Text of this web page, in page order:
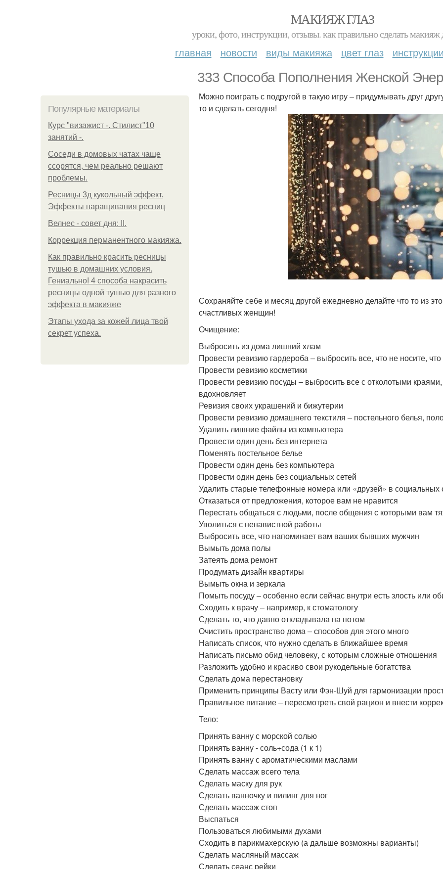
МАКИЯЖ ГЛАЗ
уроки, фото, инструкции, отзывы. как правильно сделать макияж
главная новости виды макияжа цвет глаз
333 Способа Пополнения Женской
Популярные материалы
Курс "визажист -. Стилист"10
занятий -.
Соседи в домовых чатах чаще
ссорятся, чем реально решают
проблемы.
Ресницы 3д кукольный эффект.
Эффекты наращивания ресниц
Велнес - совет дня: II.
Коррекция перманентного макияжа.
Как правильно красить ресницы
тушью в домашних условия.
Гениально! 4 способа накрасить
ресницы одной тушью для разного
эффекта в макияже
Этапы ухода за кожей лица твой
секрет успеха.
Можно поиграть с подругой в такую игру – придумывать друг
то и сделать сегодня!
Сохраняйте себе и месяц другой ежедневно делайте что то из
счастливых женщин!
Очищение:
Выбросить из дома лишний хлам
Провести ревизию гардероба – выбросить все, что не носите,
Провести ревизию косметики
Провести ревизию посуды – выбросить все с отколотыми
вдохновляет
Ревизия своих украшений и бижутерии
Провести ревизию домашнего текстиля – постельного белья,
Удалить лишние файлы из компьютера
Провести один день без интернета
Поменять постельное белье
Провести один день без компьютера
Провести один день без социальных сетей
Удалить старые телефонные номера или «друзей» в
Отказаться от предложения, которое вам не нравится
Перестать общаться с людьми, после общения с которыми вам
Уволиться с ненавистной работы
Выбросить все, что напоминает вам ваших бывших мужчин
Вымыть дома полы
Затеять дома ремонт
Продумать дизайн квартиры
Вымыть окна и зеркала
Помыть посуду – особенно если сейчас внутри есть злость или
Сходить к врачу – например, к стоматологу
Сделать то, что давно откладывала на потом
Очистить пространство дома – способов для этого много
Написать список, что нужно сделать в ближайшее время
Написать письмо обид человеку, с которым сложные отношения
Разложить удобно и красиво свои рукодельные богатства
Сделать дома перестановку
Применить принципы Васту или Фэн-Шуй для гармонизации
Правильное питание – пересмотреть свой рацион и внести
Тело:
Принять ванну с морской солью
Принять ванну - соль+сода (1 к 1)
Принять ванну с ароматическими маслами
Сделать массаж всего тела
Сделать маску для рук
Сделать ванночку и пилинг для ног
Сделать массаж стоп
Выспаться
Пользоваться любимыми духами
Сходить в парикмахерскую (а дальше возможны варианты)
Сделать масляный массаж
Сделать сеанс рейки